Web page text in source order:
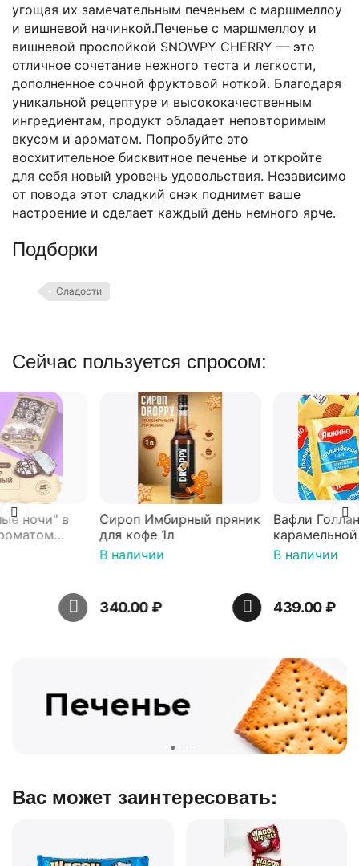
угощая их замечательным печеньем с маршмеллоу
и вишневой начинкой.Печенье с маршмеллоу и
вишневой прослойкой SNOWPY CHERRY — это
отличное сочетание нежного теста и легкости,
дополненное сочной фруктовой ноткой. Благодаря
уникальной рецептуре и высококачественным
ингредиентам, продукт обладает неповторимым
вкусом и ароматом. Попробуйте это
восхитительное бисквитное печенье и откройте
для себя новый уровень удовольствия. Независимо
от повода этот сладкий снэк поднимет ваше
настроение и сделает каждый день немного ярче.
Подборки
Сладости
Сейчас пользуется спросом:
Сироп Имбирный пряник
для кофе 1л
340.00 ₽
Вафли Голландские с
карамельной начинкой
16 шт по 36 г ТМ Яшкино
439.00 ₽
Вас может заинтересовать: